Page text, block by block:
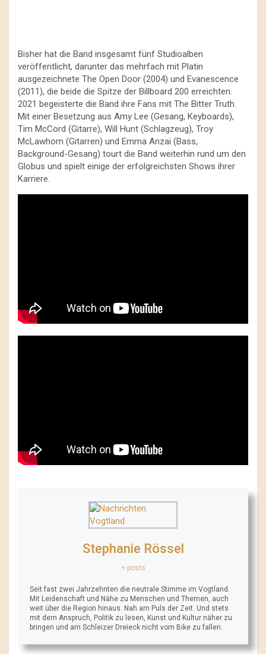
Bisher hat die Band insgesamt fünf Studioalben
veröffentlicht, darunter das mehrfach mit Platin
ausgezeichnete The Open Door (2004) und Evanescence
(2011), die beide die Spitze der Billboard 200 erreichten.
2021 begeisterte die Band ihre Fans mit The Bitter Truth.
Mit einer Besetzung aus Amy Lee (Gesang, Keyboards),
Tim McCord (Gitarre), Will Hunt (Schlagzeug), Troy
McLawhorn (Gitarren) und Emma Anzai (Bass,
Background-Gesang) tourt die Band weiterhin rund um den
Globus und spielt einige der erfolgreichsten Shows ihrer
Karriere.
Stephanie Rössel
+ posts
Seit fast zwei Jahrzehnten die neutrale Stimme im Vogtland.
Mit Leidenschaft und Nähe zu Menschen und Themen, auch
weit über die Region hinaus. Nah am Puls der Zeit. Und stets
mit dem Anspruch, Politik zu lesen, Kunst und Kultur näher zu
bringen und am Schleizer Dreieck nicht vom Bike zu fallen.